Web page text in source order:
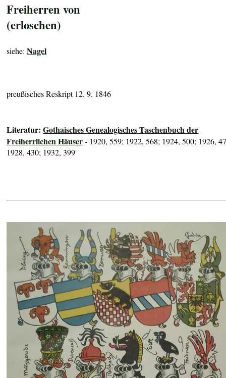
Freiherren von
(erloschen)
siehe:Nagel
preußisches Reskript 12. 9. 1846
Literatur:Gothaisches Genealogisches Taschenbuch der
Freiherrlichen Häuser- 1920, 559; 1922, 568; 1924, 500; 1926,
1928, 430; 1932, 399